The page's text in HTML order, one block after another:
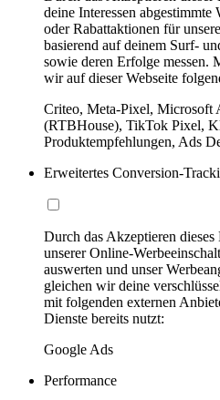
deine Interessen abgestimmte
oder Rabattaktionen für
basierend auf deinem Surf-
sowie deren Erfolge messen.
wir auf dieser Webseite
Criteo, Meta-Pixel, Microsoft
(RTBHouse), TikTok Pixel,
Produktempfehlungen, Ads
Erweitertes Conversion-
Durch das Akzeptieren
unserer Online-
auswerten und unser
gleichen wir deine
mit folgenden externen
Dienste bereits nutzt:
Google Ads
Performance